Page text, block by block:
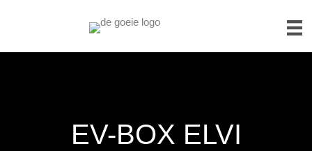
EV-BOX ELVI